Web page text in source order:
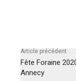
Article précédent
Fête Foraine
Annecy